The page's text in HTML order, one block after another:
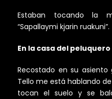
Estaban tocando la
“Sapallaymi kjarin ruakuni”.
En la casa del peluquero
Recostado en su asiento
Tello me está hablando
tocan el suelo y se